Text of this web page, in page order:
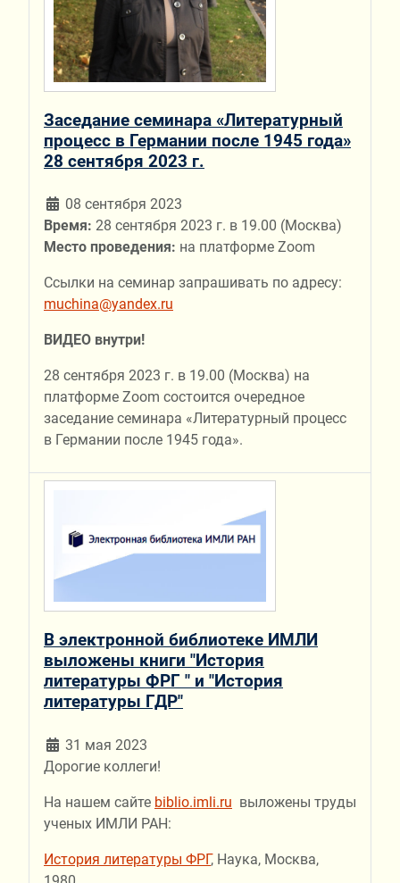
Заседание семинара «Литературный
процесс в Германии после 1945 года»
28 сентября 2023 г.
08 сентября 2023
Время: 28 сентября 2023 г. в 19.00 (Москва)
Место проведения: на платформе Zoom
Ссылки на семинар запрашивать по адресу:
muchina@yandex.ru
ВИДЕО внутри!
28 сентября 2023 г. в 19.00 (Москва) на
платформе Zoom состоится очередное
заседание семинара «Литературный процесс
в Германии после 1945 года».
В электронной библиотеке ИМЛИ
выложены книги "История
литературы ФРГ " и "История
литературы ГДР"
31 мая 2023
Дорогие коллеги!
На нашем сайте biblio.imli.ru выложены труды
ученых ИМЛИ РАН:
История литературы ФРГ, Наука, Москва,